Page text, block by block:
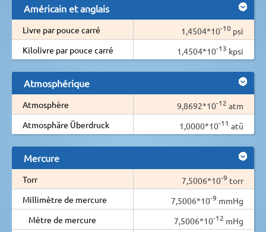
Américain et anglais
Livre par pouce carré 1,4504*10-10 psi
Kilolivre par pouce carré
1,4504*10-13 kpsi
Atmosphérique
Atmosphère 9,8692*10-12 atm
Atmosphäre Überdruck
1,0000*10-11 atü
Mercure
Torr 7,5006*10-9 torr
Millimètre de mercure
7,5006*10-9 mmHg
Mètre de mercure
7,5006*10-12 mHg